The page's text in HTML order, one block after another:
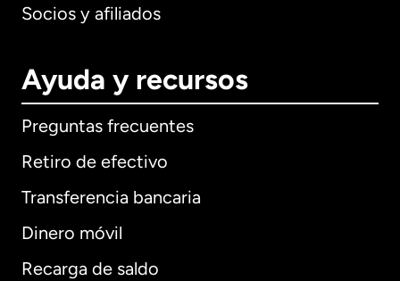
Socios y afiliados
Ayuda y recursos
Preguntas frecuentes
Retiro de efectivo
Transferencia bancaria
Dinero móvil
Recarga de saldo